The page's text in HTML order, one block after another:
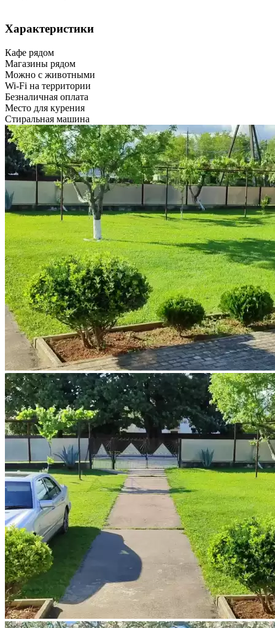
Характеристики
Кафе рядом
Магазины рядом
Можно с животными
Wi-Fi на территории
Безналичная оплата
Место для курения
Стиральная машина